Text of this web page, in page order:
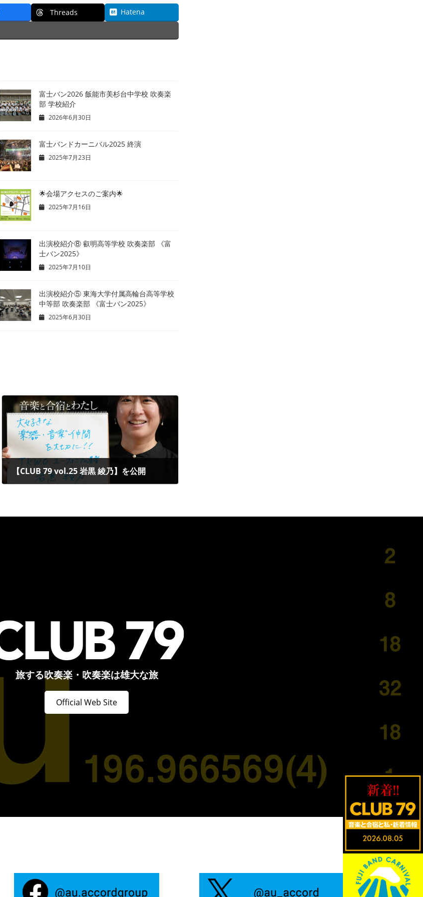
Threads Hatena
富士バン2026 飯能市美杉台中学校 吹奏楽
部 学校紹介
2026年6月30日
富士バンドカーニバル2025 終演
2025年7月23日
🌟会場アクセスのご案内🌟
2025年7月16日
出演校紹介⑧ 叡明高等学校 吹奏楽部 《富
士バン2025》
2025年7月10日
出演校紹介⑤ 東海大学付属高輪台高等学校
中等部 吹奏楽部 《富士バン2025》
2025年6月30日
【CLUB 79 vol.25 岩黒 綾乃】を公開
旅する吹奏楽・吹奏楽は雄大な旅
Official Web Site